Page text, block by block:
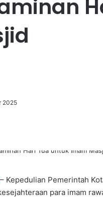
2025
– Kepedulian Pemerintah
para imam